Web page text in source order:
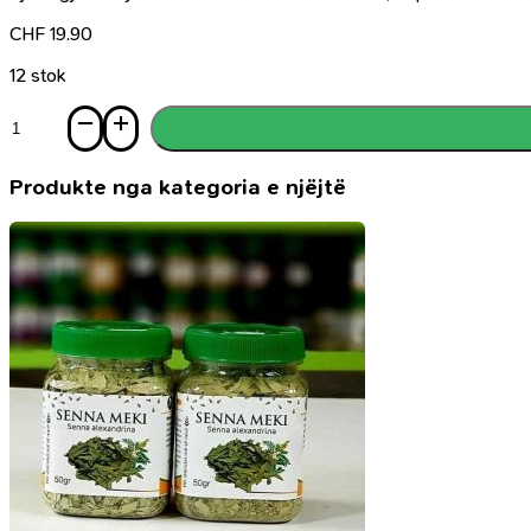
CHF 19.90
12 stok
Parfum
50ml
Produkte nga kategoria e njëjtë